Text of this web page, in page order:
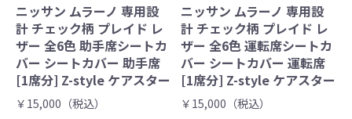
ニッサン ムラーノ 専用設
計 チェック柄 プレイド レ
ザー 全6色 助手席シートカ
バー シートカバー 助手席
[1席分] Z-style ケアスター
￥15,000（税込）
ニッサン ムラーノ 専用設
計 チェック柄 プレイド レ
ザー 全6色 運転席シートカ
バー シートカバー 運転席
[1席分] Z-style ケアスター
￥15,000（税込）